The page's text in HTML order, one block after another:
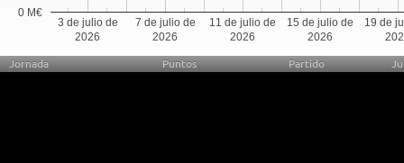
3 de julio de
2026
7 de julio de
2026
11 de julio de
2026
15 de julio de
2026
19 de
0 M€
Jornada Puntos Partido